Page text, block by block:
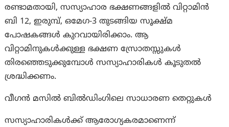
രണ്ടാമതായി, സസ്യാഹാര ഭക്ഷണങ്ങളിൽ വിറ്റാമിൻ
ബി 12, ഇരുമ്പ്, ഒമേഗ-3 തുടങ്ങിയ സൂക്ഷ്മ
പോഷകങ്ങൾ കുറവായിരിക്കാം. ആ
വിറ്റാമിനുകൾക്കുള്ള ഭക്ഷണ സ്രോതസ്സുകൾ
തിരഞ്ഞെടുക്കുമ്പോൾ സസ്യാഹാരികൾ കൂടുതൽ
ശ്രദ്ധിക്കണം.
വീഗൻ മസിൽ ബിൽഡിംഗിലെ സാധാരണ തെറ്റുകൾ
സസ്യാഹാരികൾക്ക് ആരോഗ്യകരമാണെന്ന്